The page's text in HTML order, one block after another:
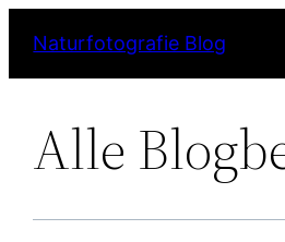
Naturfotografie Blog
Alle